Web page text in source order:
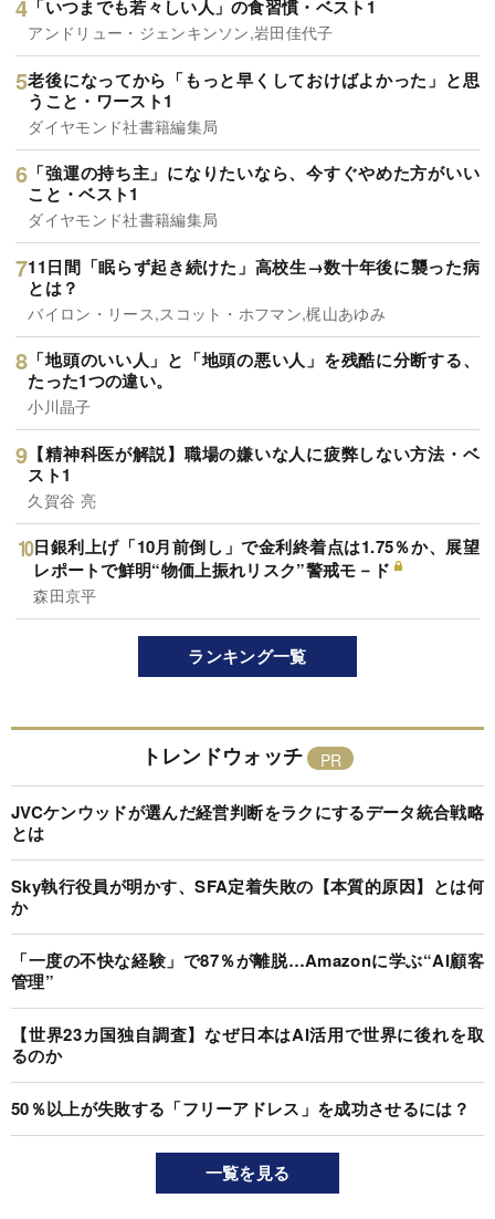
「いつまでも若々しい人」の食習慣・ベスト1
アンドリュー・ジェンキンソン,岩田佳代子
老後になってから「もっと早くしておけばよかった」と思
うこと・ワースト1
ダイヤモンド社書籍編集局
「強運の持ち主」になりたいなら、今すぐやめた方がいい
こと・ベスト1
ダイヤモンド社書籍編集局
11日間「眠らず起き続けた」高校生→数十年後に襲った病
とは？
バイロン・リース,スコット・ホフマン,梶山あゆみ
「地頭のいい人」と「地頭の悪い人」を残酷に分断する、
たった1つの違い。
小川晶子
【精神科医が解説】職場の嫌いな人に疲弊しない方法・ベ
スト1
久賀谷 亮
日銀利上げ「10月前倒し」で金利終着点は1.75％か、展望
レポートで鮮明“物価上振れリスク”警戒モ－ド
森田京平
ランキング一覧
トレンドウォッチ
JVCケンウッドが選んだ経営判断をラクにするデータ統合戦略
とは
Sky執行役員が明かす、SFA定着失敗の【本質的原因】とは何
か
「一度の不快な経験」で87％が離脱…Amazonに学ぶ“AI顧客
管理”
【世界23カ国独自調査】なぜ日本はAI活用で世界に後れを取
るのか
50％以上が失敗する「フリーアドレス」を成功させるには？
一覧を見る